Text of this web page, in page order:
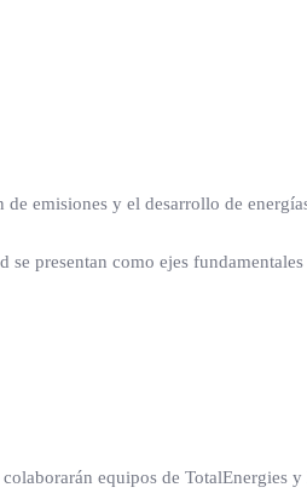
emisiones y el desarrollo de
presentan como ejes
equipos de TotalEnergies